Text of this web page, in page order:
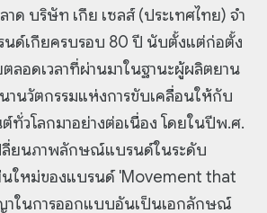
ด บริษัท เกีย เซลส์ (ประเทศไทย) จํา
นด์เกียครบรอบ 80 ปี นับตั้งแต่ก่อตั้ง
ลอดเวลาที่ผ่านมาในฐานะผู้ผลิตยาน
นวัตกรรมแห่งการขับเคลื่อนให้กับ
ทั่วโลกมาอย่างต่อเนื่อง โดยในปีพ.ศ.
ลี่ยนภาพลักษณ์แบรนด์ในระดับ
ใหม่ของแบรนด์ 'Movement that
าในการออกแบบอันเป็นเอกลักษณ์